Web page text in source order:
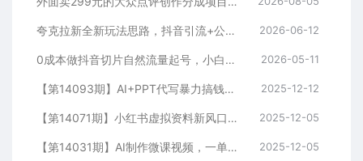
夸克拉新全新玩法思路，抖音引流+公众号承接+转化技巧，两条视频46w播放 变现7000+ 2026-06-12
0成本做抖音切片自然流量起号，小白日入100-5000 2026-05-11
【第14093期】AI+PPT代写暴力搞钱：无脑套模板月入2万+，月入1-3万实战手册 2025-12-12
【第14071期】小红书虚拟资料新风口，0成本可复制，一人多店跑出稳定1000+玩法 2025-12-05
【第14031期】AI制作微课视频，一单300-1000+，蓝海项目，单子做不完，提供接单渠道！ 2025-12-05